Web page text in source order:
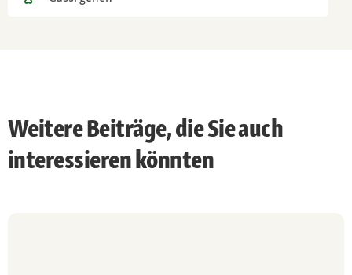
Weitere Beiträge, die Sie auch
interessieren könnten